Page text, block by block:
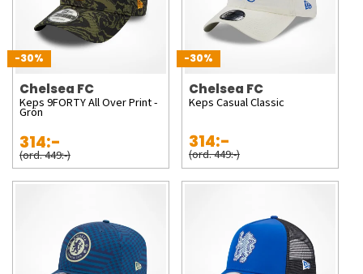
-30%
Chelsea FC
Keps 9FORTY All Over Print -
Grön
314:-
(ord. 449:-)
-30%
Chelsea FC
Keps Casual Classic
314:-
(ord. 449:-)